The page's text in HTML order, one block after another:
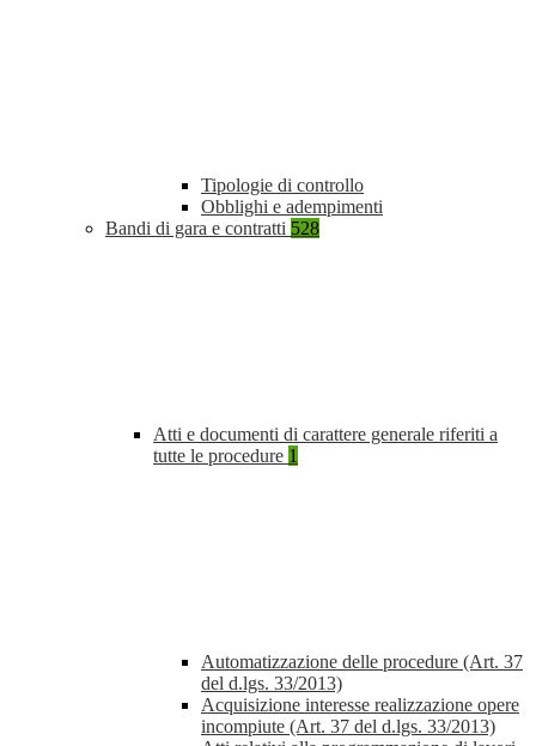
Tipologie di controllo
Obblighi e adempimenti
Bandi di gara e contratti 528
Atti e documenti di carattere generale riferiti a
tutte le procedure 1
Automatizzazione delle procedure (Art. 37
del d.lgs. 33/2013)
Acquisizione interesse realizzazione opere
incompiute (Art. 37 del d.lgs. 33/2013)